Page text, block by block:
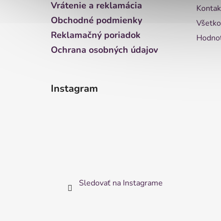
Vrátenie a reklamácia
Obchodné podmienky
Reklamačný poriadok
Ochrana osobných údajov
Instagram
Sledovať na Instagrame